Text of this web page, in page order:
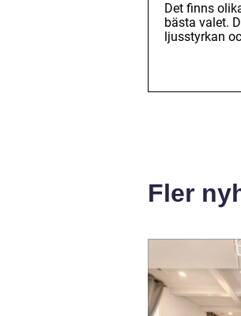
Det finns
bästa valet.
ljusstyrkan
Fler